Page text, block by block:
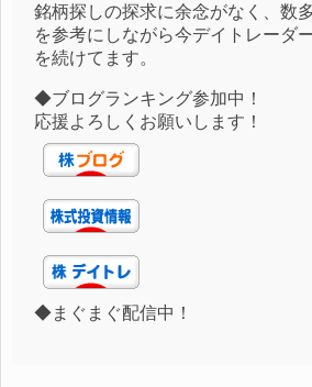
銘柄探しの探求に余念がなく、数
を参考にしながら今デイトレーダ
を続けてます。
◆ブログランキング参加中！
応援よろしくお願いします！
◆まぐまぐ配信中！